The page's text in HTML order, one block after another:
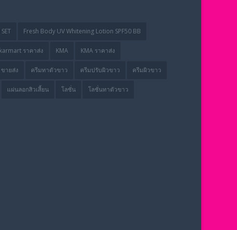
Fresh Body UV Whitening Lotion SPF50 BB
karmart ราคาส่ง KMA KMA ราคาส่ง
ายส่ง ครีมทาตัวขาว ครีมปรับผิวขาว ครีมผิวขาว
แผ่นลอกสิวเสี้ยน โลชั่น โลชั่นทาตัวขาว